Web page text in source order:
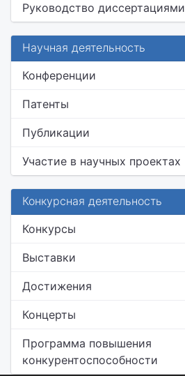
Руководство диссертациями
Научная деятельность
Конференции
Патенты
Публикации
Участие в научных проектах
Конкурсная деятельность
Конкурсы
Выставки
Достижения
Концерты
Программа повышения
конкурентоспособности